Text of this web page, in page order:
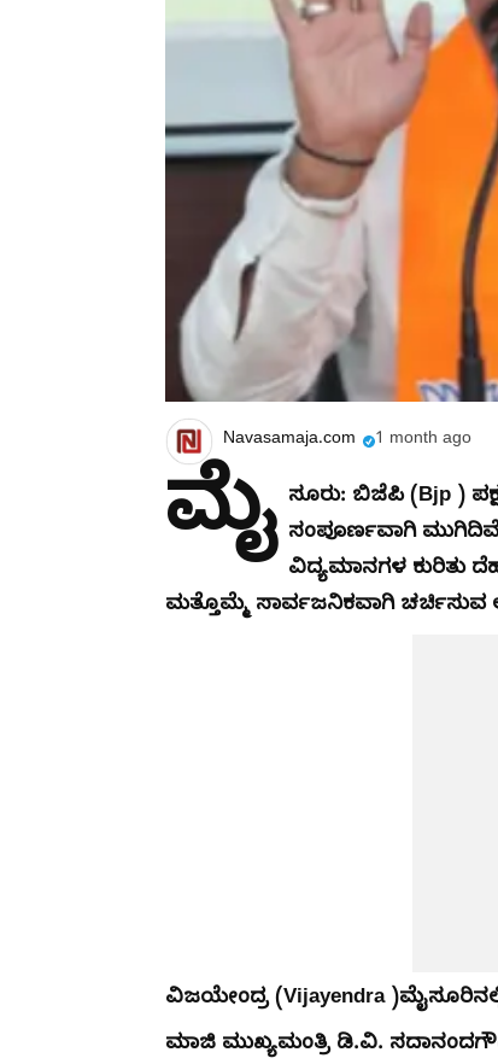
Navasamaja.com 1 month ago
ಮೈ ಸೂರು: ಬಿಜೆಪಿ (Bjp )
ಸಂಪೂರ್ಣವಾಗಿ
ವಿದ್ಯಮಾನಗಳ ಕುರಿತು
ಮತ್ತೊಮ್ಮೆ ಸಾರ್ವಜನಿಕವಾಗಿ ಚರ್ಚಿಸುವ
ವಿಜಯೇಂದ್ರ (Vijayendra
​ಮಾಜಿ ಮುಖ್ಯಮಂತ್ರಿ ಡಿ.ವಿ.